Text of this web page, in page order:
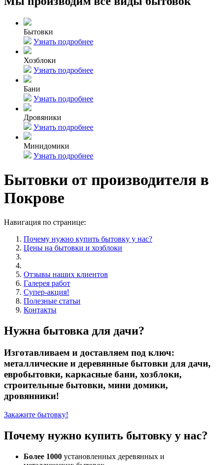
Бытовки
Узнать подробнее
Хозблоки
Узнать подробнее
Бани
Узнать подробнее
Дровяники
Узнать подробнее
Минидомики
Узнать подробнее
Бытовки от производителя в
Покрове
Навигация по странице:
Почему нужно купить бытовку у нас?
Цены на бытовки и хозблоки
Отзывы наших клиентов
Галерея работ
Супер-акция!
Полезные статьи
Контакты
Нужна бытовка для дачи?
Изготавливаем и доставляем под ключ:
металлические и деревянные бытовки для дачи,
евробытовки, каркасные бани, хозблоки,
строительные бытовки, мини домики,
дровянники!
Закажите бытовку!
Почему нужно купить бытовку у нас?
Более 1000 установленных деревянных и